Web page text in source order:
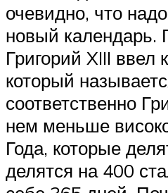
очевидно, что
новый календарь.
Григорий XIII ввел
который
соответственно
нем меньше
Года, которые
делятся на 400